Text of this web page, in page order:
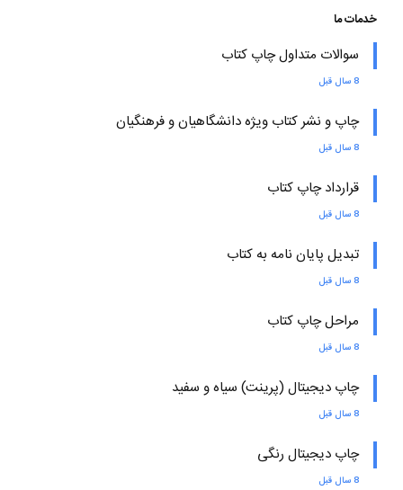
خدمات ما
سوالات متداول چاپ کتاب
8 سال قبل
چاپ و نشر کتاب ویژه دانشگاهیان و فرهنگیان
8 سال قبل
قرارداد چاپ کتاب
8 سال قبل
تبدیل پایان نامه به کتاب
8 سال قبل
مراحل چاپ کتاب
8 سال قبل
چاپ دیجیتال (پرینت) سیاه و سفید
8 سال قبل
چاپ دیجیتال رنگی
8 سال قبل